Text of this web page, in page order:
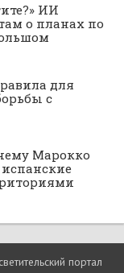
ИИ
о планах по
для
с
Марокко
портал